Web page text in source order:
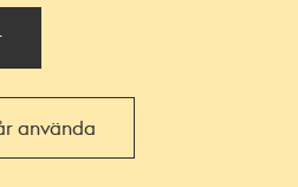
använda